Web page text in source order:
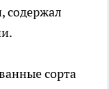
содержал
сорта